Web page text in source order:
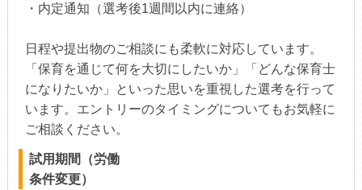
・内定通知（選考後1週間以内に連絡）
日程や提出物のご相談にも柔軟に対応しています。
「保育を通じて何を大切にしたいか」「どんな保育士
になりたいか」といった思いを重視した選考を行って
います。エントリーのタイミングについてもお気軽に
ご相談ください。
試用期間（労働
条件変更）